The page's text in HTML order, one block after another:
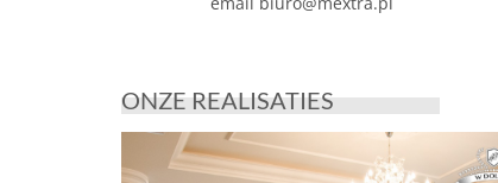
ONZE REALISATIES